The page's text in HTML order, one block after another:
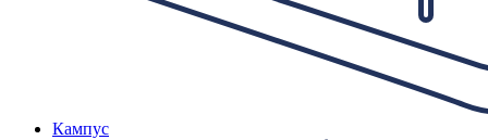
Кампус